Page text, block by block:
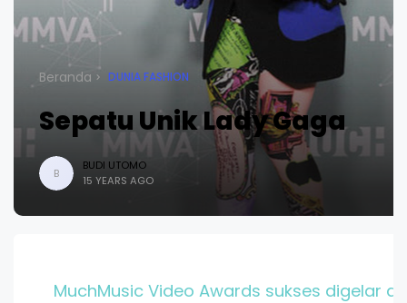
Beranda DUNIA FASHION
Sepatu Unik Lady Gaga
B
BUDI UTOMO
15 YEARS AGO
MuchMusic Video Awards sukses digelar